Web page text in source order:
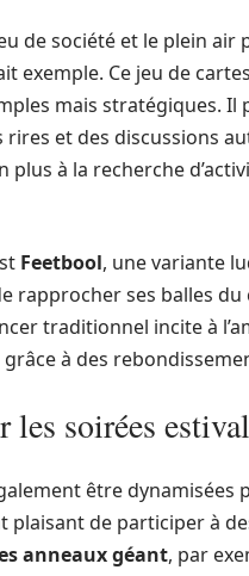
de société et le plein
exemple. Ce jeu de
mais stratégiques.
et des discussions
plus à la recherche
Feetbool, une variante
rapprocher ses balles
traditionnel incite à
à des
les soirées
être
plaisant de participer à
anneaux géant, par